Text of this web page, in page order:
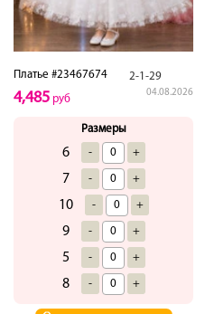
Платье #23467674 2-1-29
04.08.2026
4,485 руб
Размеры
6 - +
7 - +
10 - +
9 - +
5 - +
8 - +